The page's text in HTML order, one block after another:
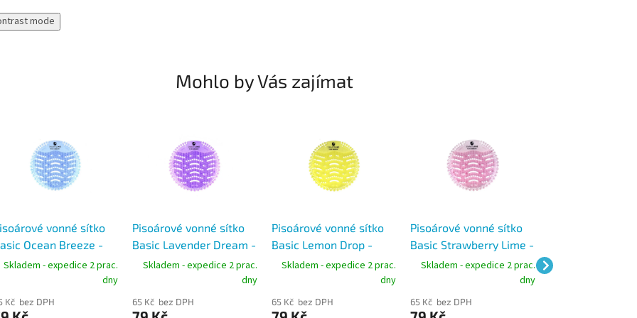
mode
Mohlo by Vás zajímat
vonné sítko
Ocean Breeze -
řada SmartLine Eco
Skladem - expedice 2 prac.
dny
Kč bez DPH
Pisoárové vonné sítko
Basic Lavender Dream -
řada SmartLine Eco
Skladem - expedice 2 prac.
dny
65 Kč bez DPH
Pisoárové vonné sítko
Basic Lemon Drop -
řada SmartLine Eco
Skladem - expedice 2 prac.
dny
65 Kč bez DPH
Pisoárové vonné sítko
Basic Strawberry Lime -
řada SmartLine Eco
Skladem - expedice 2 prac.
dny
65 Kč bez DPH
řada SmartLine